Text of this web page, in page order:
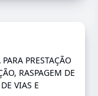
PRESTAÇÃO
RASPAGEM DE
VIAS E